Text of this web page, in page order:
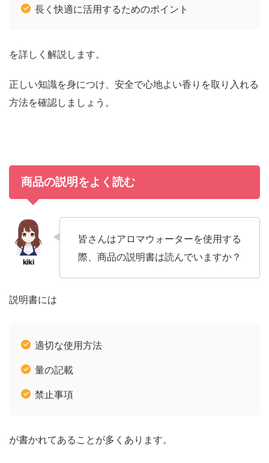
長く快適に活用するためのポイント
を詳しく解説します。
正しい知識を身につけ、安全で心地よい香りを取り入れる
方法を確認しましょう。
商品の説明をよく読む
皆さんはアロマウォーターを使用する
際、商品の説明書は読んでいますか？
説明書には
適切な使用方法
量の記載
禁止事項
が書かれてあることが多くあります。